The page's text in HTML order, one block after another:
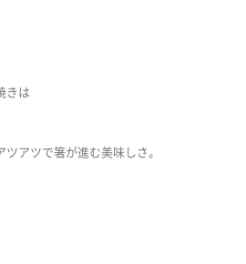
きは
アツで箸が進む美味しさ。